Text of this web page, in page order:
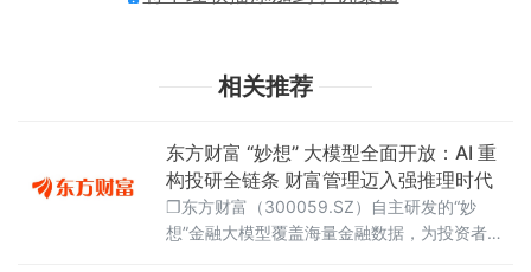
相关推荐
东方财富 “妙想” 大模型全面开放：AI 重
构投研全链条 财富管理迈入强推理时代
❐东方财富（300059.SZ）自主研发的“妙
想”金融大模型覆盖海量金融数据，为投资者提